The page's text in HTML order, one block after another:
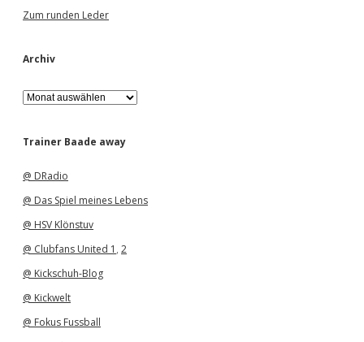
Zum runden Leder
Archiv
A
r
h
Trainer Baade away
@ DRadio
@ Das Spiel meines Lebens
@ HSV Klönstuv
@ Clubfans United 1 , 2
@ Kickschuh-Blog
@ Kickwelt
@ Fokus Fussball